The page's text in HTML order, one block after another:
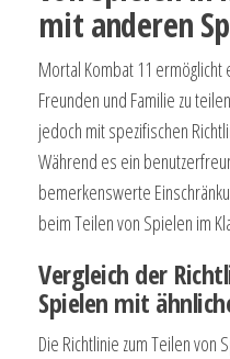
mit anderen
Mortal Kombat 11
Freunden und Familie zu
jedoch mit spezifischen
Während es ein
bemerkenswerte
beim Teilen von Spielen im
Vergleich der
Spielen mit
Die Richtlinie zum Teilen von